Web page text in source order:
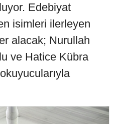
Edebiyat
isimleri ilerleyen
alacak; Nurullah
ve Hatice Kübra